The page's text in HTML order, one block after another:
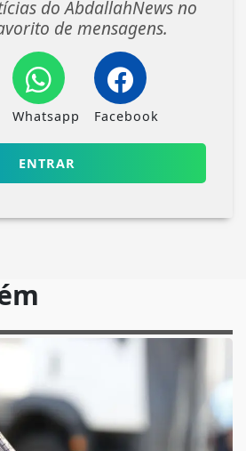
do AbdallahNews no
de mensagens.
Whatsapp Facebook
ENTRAR